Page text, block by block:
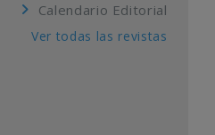
Calendario Editorial
Ver todas las revistas